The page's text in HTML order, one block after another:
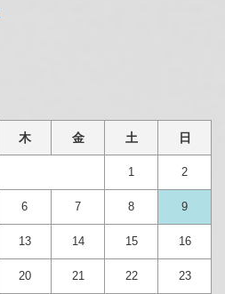
木 金 土 日
1 2
6 7 8 9
13 14 15 16
20 21 22 23